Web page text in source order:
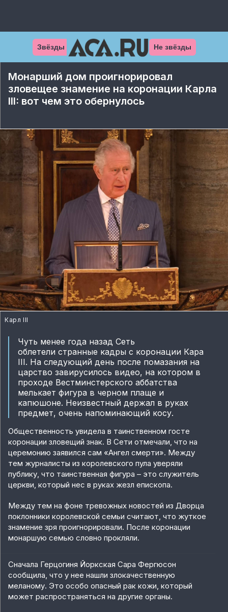
Звёзды Не звёзды
Монарший дом проигнорировал
зловещее знамение на коронации Карла
III: вот чем это обернулось
Карл III
Чуть менее года назад Сеть
облетели странные кадры с коронации Кара
III. На следующий день после помазания на
царство завирусилось видео, на котором в
проходе Вестминстерского аббатства
мелькает фигура в черном плаще и
капюшоне. Неизвестный держал в руках
предмет, очень напоминающий косу.
Общественность увидела в таинственном госте
коронации зловещий знак. В Сети отмечали, что на
церемонию заявился сам «Ангел смерти». Между
тем журналисты из королевского пула уверяли
публику, что таинственная фигура – это служитель
церкви, который нес в руках жезл епископа.
Между тем на фоне тревожных новостей из Дворца
поклонники королевской семьи считают, что жуткое
знамение зря проигнорировали. После коронации
монаршую семью словно прокляли.
Сначала Герцогиня Йоркская Сара Фергюсон
сообщила, что у нее нашли злокачественную
меланому. Это особо опасный рак кожи, который
может распространяться на другие органы.